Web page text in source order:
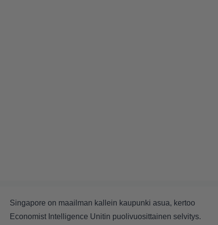
Singapore on maailman kallein kaupunki asua, kertoo
Economist Intelligence Unitin puolivuosittainen selvitys.